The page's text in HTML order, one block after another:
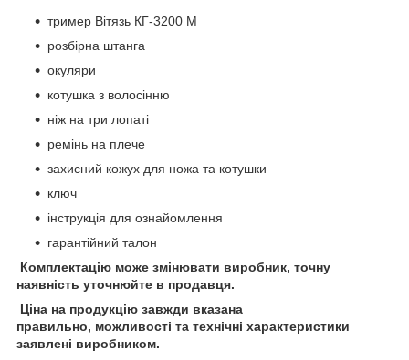
тример Вітязь КГ-3200 М
розбірна штанга
окуляри
котушка з волосінню
ніж на три лопаті
ремінь на плече
захисний кожух для ножа та котушки
ключ
інструкція для ознайомлення
гарантійний талон
Комплектацію може змінювати виробник, точну
наявність уточнюйте в продавця.
Ціна на продукцію завжди вказана
правильно, можливості та технічні характеристики
заявлені виробником.